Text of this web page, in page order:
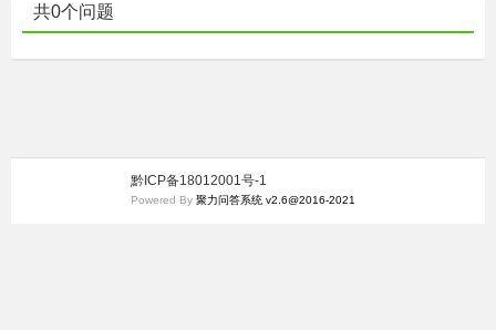
共0个问题
黔ICP备18012001号-1
Powered By 聚力问答系统 v2.6@2016-2021